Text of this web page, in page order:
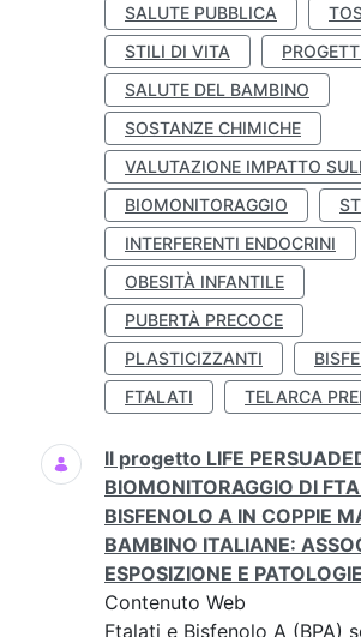
SALUTE PUBBLICA
STILI DI VITA
SALUTE DEL BAMBINO
SOSTANZE CHIMICHE
VALUTAZIONE IMPATTO
BIOMONITORAGGIO
INTERFERENTI ENDOCRINI
OBESITÀ INFANTILE
PUBERTÀ PRECOCE
PLASTICIZZANTI
FTALATI
TELARCA
Il progetto LIFE
BIOMONITORAGGIO DI
BISFENOLO A IN COPPIE
BAMBINO ITALIANE:
ESPOSIZIONE E
Contenuto Web
Ftalati e Bisfenolo A (BPA)